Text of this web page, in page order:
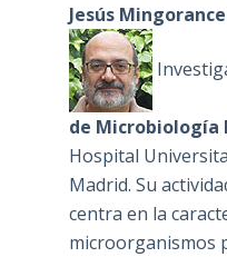
Jesús Mingorance
de Microbiología
Hospital
Madrid. Su
centra en la
microorganismos